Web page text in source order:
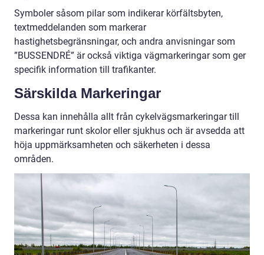
Symboler såsom pilar som indikerar körfältsbyten,
textmeddelanden som markerar
hastighetsbegränsningar, och andra anvisningar som
”BUSSENDRÉ” är också viktiga vägmarkeringar som ger
specifik information till trafikanter.
Särskilda Markeringar
Dessa kan innehålla allt från cykelvägsmarkeringar till
markeringar runt skolor eller sjukhus och är avsedda att
höja uppmärksamheten och säkerheten i dessa
områden.